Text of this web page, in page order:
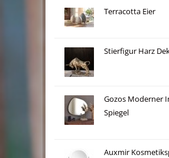
Terracotta Eier
Stierfigur Harz
Gozos Moderner
Spiegel
Auxmir